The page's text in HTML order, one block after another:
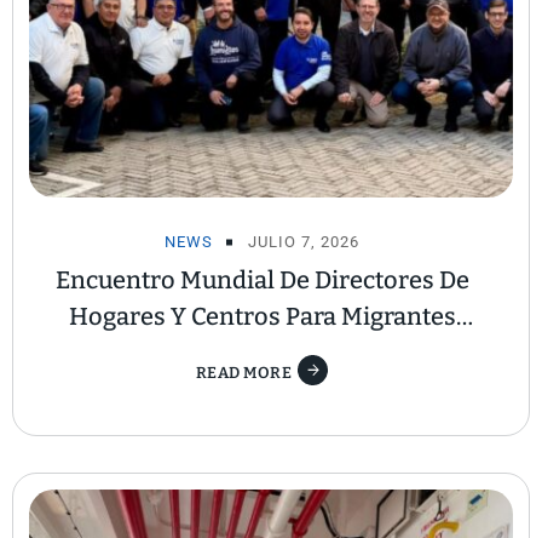
NEWS JULIO 7, 2026
Encuentro Mundial De Directores De
Hogares Y Centros Para Migrantes
Scalabrinianos En Brasil
READ MORE